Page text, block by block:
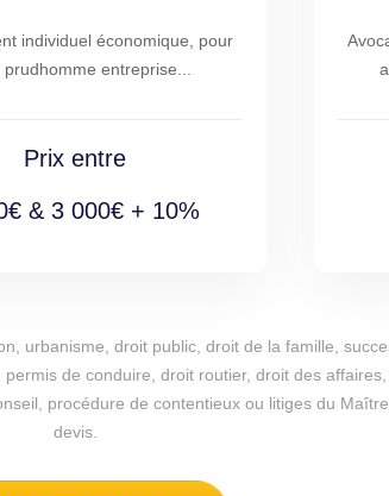
individuel économique, pour
entreprise...
Prix entre
& 3 000€ + 10%
urbanisme, droit public, droit de la famille,
de conduire, droit routier, droit des
procédure de contentieux ou litiges du
devis.